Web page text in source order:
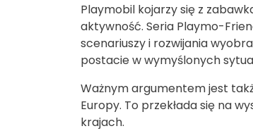
Playmobil kojarzy się z
aktywność. Seria Playmo-
scenariuszy i rozwijania
postacie w wymyślonych
Ważnym argumentem jest
Europy. To przekłada się na
krajach.